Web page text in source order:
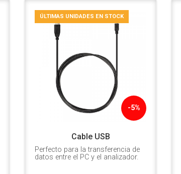
-5%
ÚLTIMAS UNIDADES EN STOCK
Cable USB
Perfecto para la transferencia de
datos entre el PC y el analizador.